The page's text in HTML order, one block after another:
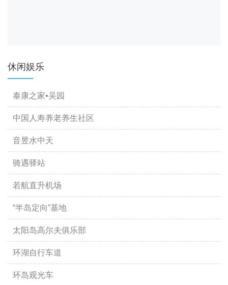
休闲娱乐
泰康之家•吴园
中国人寿养老养生社区
音昱水中天
骑遇驿站
若航直升机场
“半岛定向”基地
太阳岛高尔夫俱乐部
环湖自行车道
环岛观光车